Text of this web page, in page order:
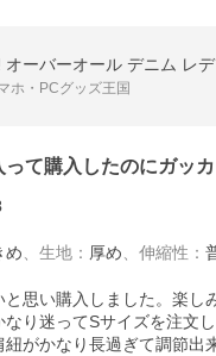
オーバーオール デニム レ
ホ・PCグッズ王国
て購入したのにガッカ
め 生地 ： 厚め 伸縮性 ：
思い購入しました。楽し
なり迷ってSサイズを注文
紐がかなり長過ぎて調節